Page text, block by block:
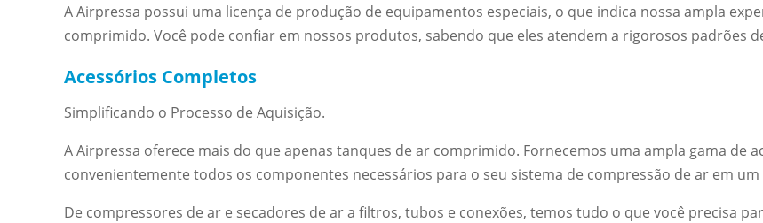
A Airpressa possui uma licença de produção de equipamentos especiais, o que indica nossa ampla
comprimido. Você pode confiar em nossos produtos, sabendo que eles atendem a rigorosos padrões
Acessórios Completos
Simplificando o Processo de Aquisição.
A Airpressa oferece mais do que apenas tanques de ar comprimido. Fornecemos uma ampla gama de
convenientemente todos os componentes necessários para o seu sistema de compressão de ar em um
De compressores de ar e secadores de ar a filtros, tubos e conexões, temos tudo o que você precisa